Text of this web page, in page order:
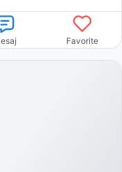
Favorite